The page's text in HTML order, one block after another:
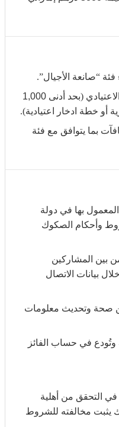
“صانعة الأجيال”.
(بحد أدنى 1,000
أو خطة ادخار اعتيادية).
بما يتوافق مع فئة
المعمول بها في دولة
وأحكام الصكوك
بين المشاركين
بيانات الاتصال
صحة وتحديث معلومات
في حساب الفائز
التحقق من أهلية
يثبت مخالفته للشروط